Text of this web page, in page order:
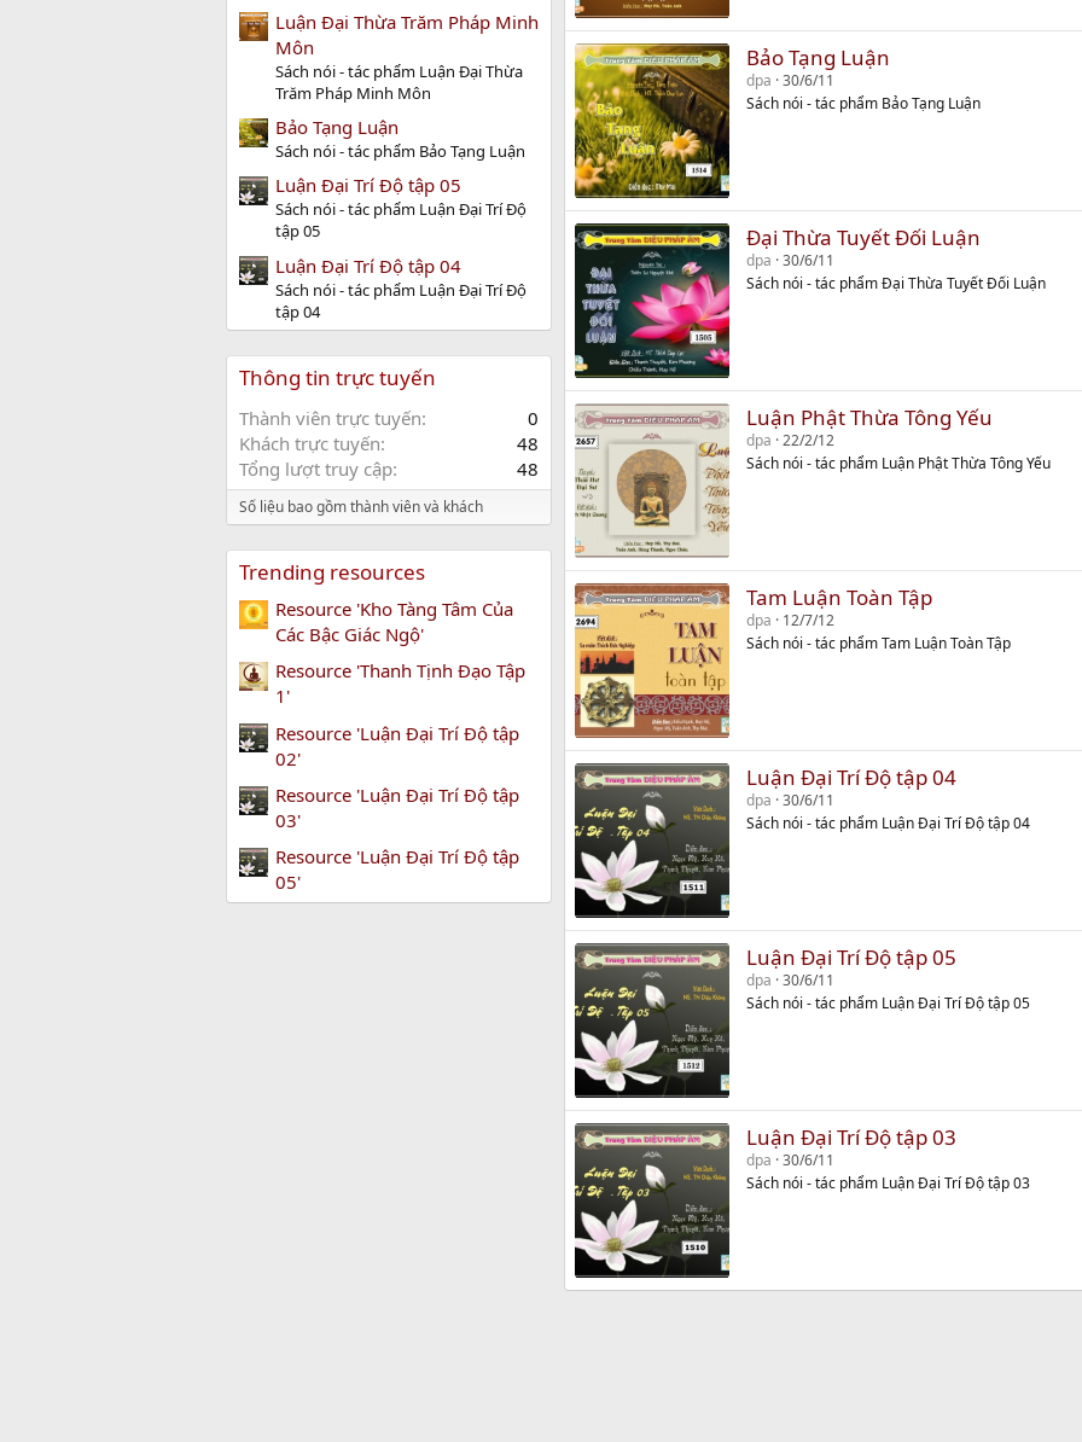
Luận Đại Thừa Trăm Pháp Minh
Môn
Sách nói - tác phẩm Luận Đại Thừa
Trăm Pháp Minh Môn
Bảo Tạng Luận
Sách nói - tác phẩm Bảo Tạng Luận
Luận Đại Trí Độ tập 05
Sách nói - tác phẩm Luận Đại Trí Độ
tập 05
Luận Đại Trí Độ tập 04
Sách nói - tác phẩm Luận Đại Trí Độ
tập 04
Thông tin trực tuyến
Thành viên trực tuyến
0
Khách trực tuyến
48
Tổng lượt truy cập
48
Số liệu bao gồm thành viên và khách
Trending resources
Resource 'Kho Tàng Tâm Của
Các Bậc Giác Ngộ'
Resource 'Thanh Tịnh Đạo Tập
1'
Resource 'Luận Đại Trí Độ tập
02'
Resource 'Luận Đại Trí Độ tập
03'
Resource 'Luận Đại Trí Độ tập
05'
Bảo Tạng Luận
dpa 30/6/11
Sách nói - tác phẩm Bảo Tạng Luận
Đại Thừa Tuyết Đối Luận
dpa 30/6/11
Sách nói - tác phẩm Đại Thừa Tuyết Đối Luận
Luận Phật Thừa Tông Yếu
dpa 22/2/12
Sách nói - tác phẩm Luận Phật Thừa Tông Yếu
Tam Luận Toàn Tập
dpa
12/7/12
Sách nói - tác phẩm Tam Luận Toàn Tập
Luận Đại Trí Độ tập 04
dpa 30/6/11
Sách nói - tác phẩm Luận Đại Trí Độ tập 04
Luận Đại Trí Độ tập 05
dpa 30/6/11
Sách nói - tác phẩm Luận Đại Trí Độ tập 05
Luận Đại Trí Độ tập 03
dpa 30/6/11
Sách nói - tác phẩm Luận Đại Trí Độ tập 03